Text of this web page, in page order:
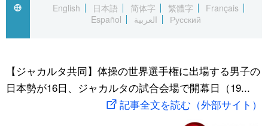
Русский
国際
文化
アーカイブ
Japan Data
動画/Live
スポーツ・東京2020
English
日本語 简体字 繁體字
Français
Español
العربية Русский
【ジャカルタ共同】体操の世界選手権に出場する男子の
日本勢が16日、ジャカルタの試合会場で開幕日（19...
記事全文を読む（外部サイト）